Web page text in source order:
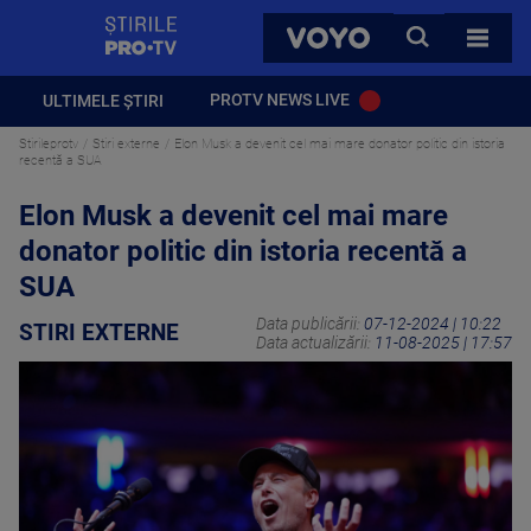
VOYO
CAUTA
TOATE
ULTIMELE ȘTIRI PROTV NEWS LIVE
Stirileprotv Stiri externe
Elon Musk a devenit cel mai mare donator politic din istoria
recentă a SUA
Elon Musk a devenit cel mai mare
donator politic din istoria recentă a
SUA
STIRI EXTERNE Data publicării: 07-12-2024 | 10:22
Data actualizării: 11-08-2025 | 17:57